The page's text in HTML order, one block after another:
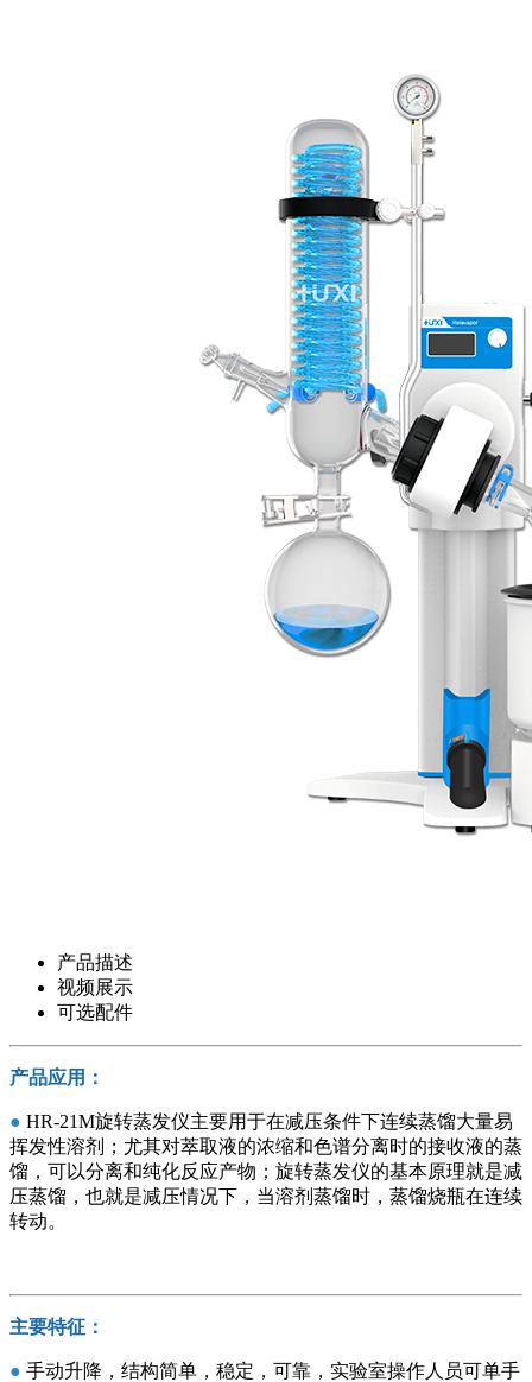
产品描述
视频展示
可选配件
产品应用：
● HR-21M旋转蒸发仪主要用于在减压条件下连续蒸馏大量易
挥发性溶剂；尤其对萃取液的浓缩和色谱分离时的接收液的蒸
馏，可以分离和纯化反应产物；旋转蒸发仪的基本原理就是减
压蒸馏，也就是减压情况下，当溶剂蒸馏时，蒸馏烧瓶在连续
转动。
主要特征：
● 手动升降，结构简单，稳定，可靠，实验室操作人员可单手